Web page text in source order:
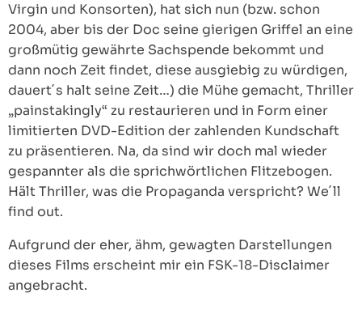
Virgin und Konsorten), hat sich nun (bzw. schon
2004, aber bis der Doc seine gierigen Griffel an eine
großmütig gewährte Sachspende bekommt und
dann noch Zeit findet, diese ausgiebig zu würdigen,
dauert´s halt seine Zeit…) die Mühe gemacht, Thriller
„painstakingly“ zu restaurieren und in Form einer
limitierten DVD-Edition der zahlenden Kundschaft
zu präsentieren. Na, da sind wir doch mal wieder
gespannter als die sprichwörtlichen Flitzebogen.
Hält Thriller, was die Propaganda verspricht? We´ll
find out.
Aufgrund der eher, ähm, gewagten Darstellungen
dieses Films erscheint mir ein FSK-18-Disclaimer
angebracht.